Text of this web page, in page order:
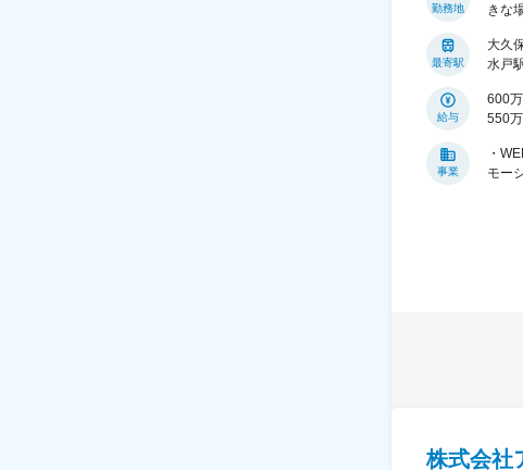
勤務地
きな
最寄駅
大久
水戸
給与
600
550
事業
・
モー
株式会社